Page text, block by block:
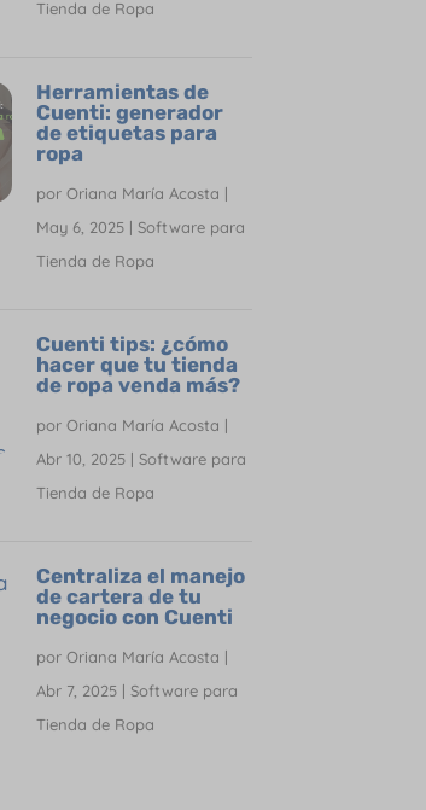
Tienda de Ropa
Herramientas de
Cuenti: generador
de etiquetas para
ropa
por Oriana María Acosta |
May 6, 2025| Software para
Tienda de Ropa
Cuenti tips: ¿cómo
hacer que tu tienda
de ropa venda más?
por Oriana María Acosta |
Abr 10, 2025| Software para
Tienda de Ropa
Centraliza el manejo
de cartera de tu
negocio con Cuenti
por Oriana María Acosta |
Abr 7, 2025| Software para
Tienda de Ropa